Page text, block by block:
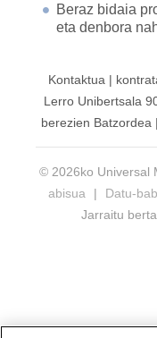
Beraz bidaia
eta denbora
Kontaktua |
Lerro Unibertsala
berezien Batzordea |
© 2026ko Universal
abisua
| Datu-
Jarraitu